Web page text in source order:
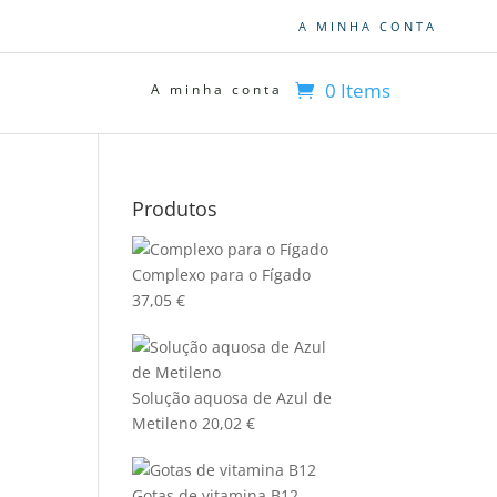
A MINHA CONTA
A minha conta 0 Items
Produtos
Complexo para o Fígado
37,05€
Solução aquosa de Azul de
Metileno 20,02€